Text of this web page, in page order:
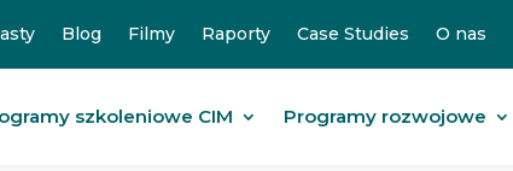
Blog Filmy Raporty Case Studies O nas
szkoleniowe CIM Programy rozwojowe